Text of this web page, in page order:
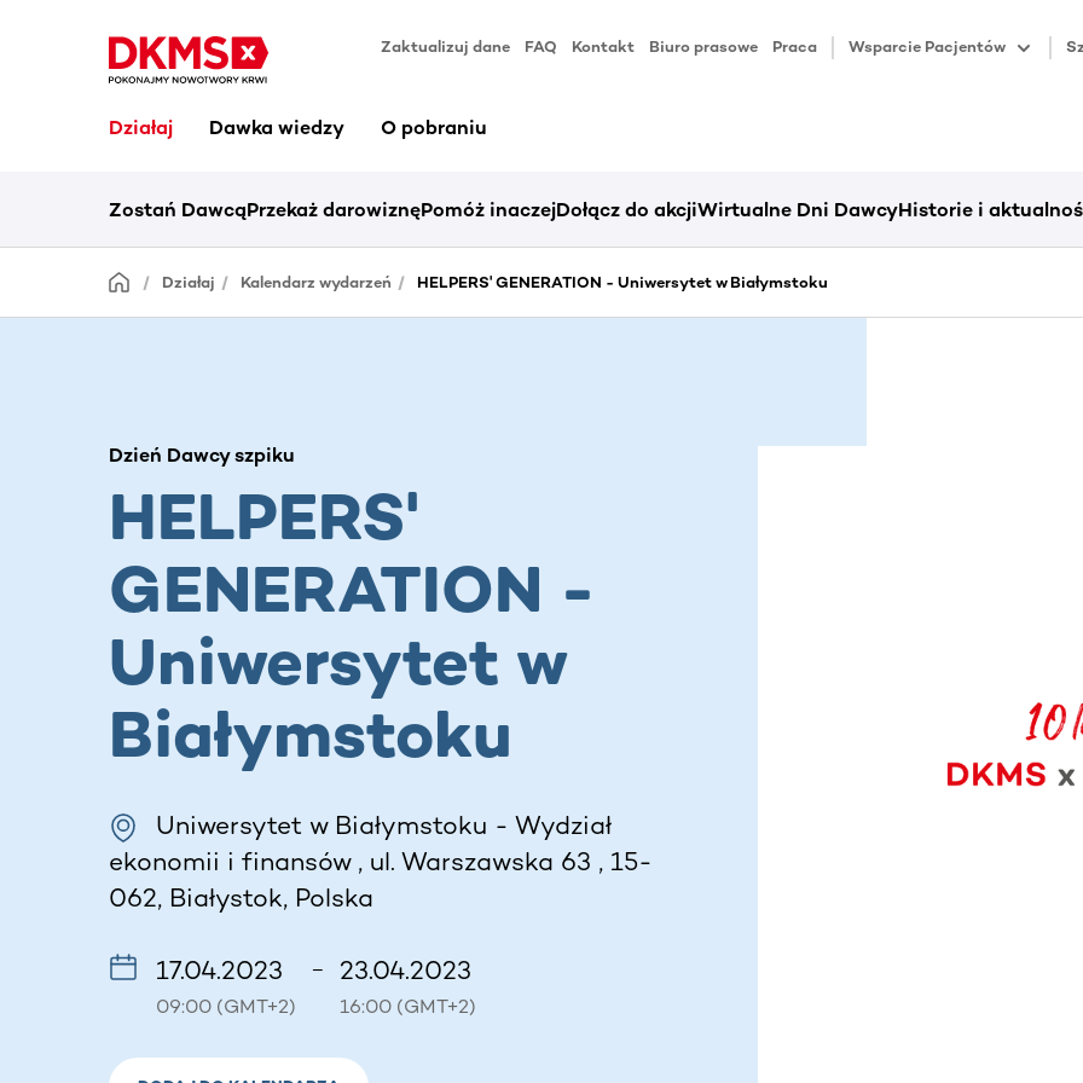
Zaktualizuj dane FAQ Kontakt Biuro prasowe Praca Wsparcie Pacjentów
Działaj Dawka wiedzy O pobraniu
Zostań DawcąPrzekaż darowiznęPomóż inaczejDołącz do akcjiWirtualne Dni DawcyHistorie i
Działaj Kalendarz wydarzeń HELPERS' GENERATION - Uniwersytet w Białymstoku
Dzień Dawcy szpiku
HELPERS'
GENERATION -
Uniwersytet w
Białymstoku
Uniwersytet w Białymstoku - Wydział
ekonomii i finansów , ul. Warszawska 63 , 15-
062, Białystok, Polska
17.04.2023
09:00 (GMT+2)
– 23.04.2023
16:00 (GMT+2)